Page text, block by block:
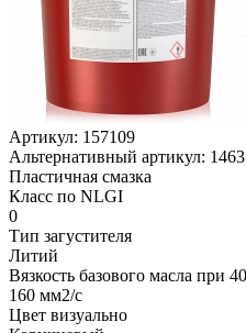
Артикул: 157109
Альтернативный артикул:
Пластичная смазка
Класс по NLGI
0
Тип загустителя
Литий
Вязкость базового масла при
160 мм2/с
Цвет визуально